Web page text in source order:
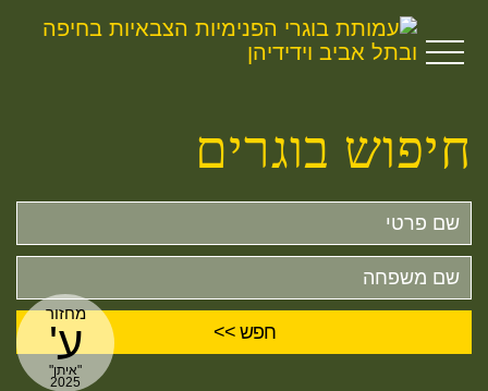
חיפוש בוגרים
שם
פרטי
שם
משפחה
מחזור
ע'
"איתן"
2025